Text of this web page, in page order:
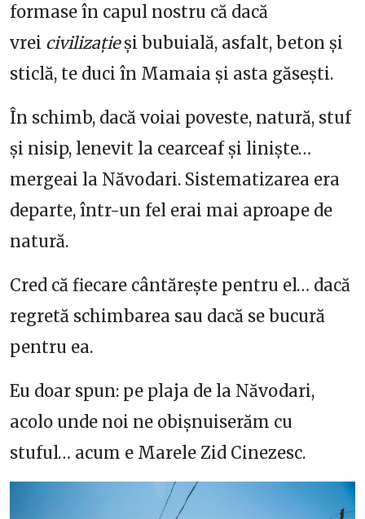
formase în capul nostru că dacă
vrei civilizațieși bubuială, asfalt, beton și
sticlă, te duci în Mamaia și asta găsești.
În schimb, dacă voiai poveste, natură, stuf
și nisip, lenevit la cearceaf și liniște…
mergeai la Năvodari. Sistematizarea era
departe, într-un fel erai mai aproape de
natură.
Cred că fiecare cântărește pentru el… dacă
regretă schimbarea sau dacă se bucură
pentru ea.
Eu doar spun: pe plaja de la Năvodari,
acolo unde noi ne obișnuiserăm cu
stuful… acum e Marele Zid Cinezesc.